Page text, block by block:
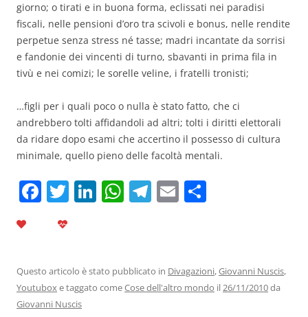
giorno; o tirati e in buona forma, eclissati nei paradisi
fiscali, nelle pensioni d’oro tra scivoli e bonus, nelle rendite
perpetue senza stress né tasse; madri incantate da sorrisi
e fandonie dei vincenti di turno, sbavanti in prima fila in
tivù e nei comizi; le sorelle veline, i fratelli tronisti;
…figli per i quali poco o nulla è stato fatto, che ci
andrebbero tolti affidandoli ad altri; tolti i diritti elettorali
da ridare dopo esami che accertino il possesso di cultura
minimale, quello pieno delle facoltà mentali.
F
b
o
T Li
dI
n
W
A
p
T
a
m
E
vi
di
Questo articolo è stato pubblicato in Divagazioni,Giovanni Nuscis,
Youtuboxe taggato comeCose dell'altro mondo il26/11/2010da
Giovanni Nuscis